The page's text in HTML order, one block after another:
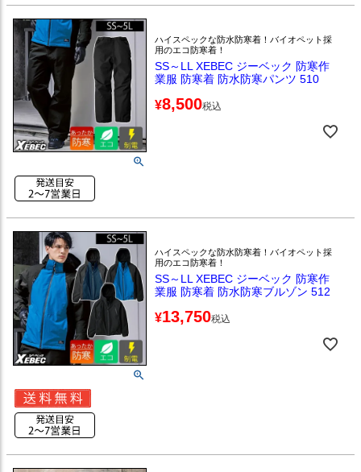
ハイスペックな防水防寒着！バイオペット採
用のエコ防寒着！
SS～LL XEBEC ジーベック 防寒作
業服 防寒着 防水防寒パンツ 510
¥8,500税込
ハイスペックな防水防寒着！バイオペット採
用のエコ防寒着！
SS～LL XEBEC ジーベック 防寒作
業服 防寒着 防水防寒ブルゾン 512
¥13,750税込